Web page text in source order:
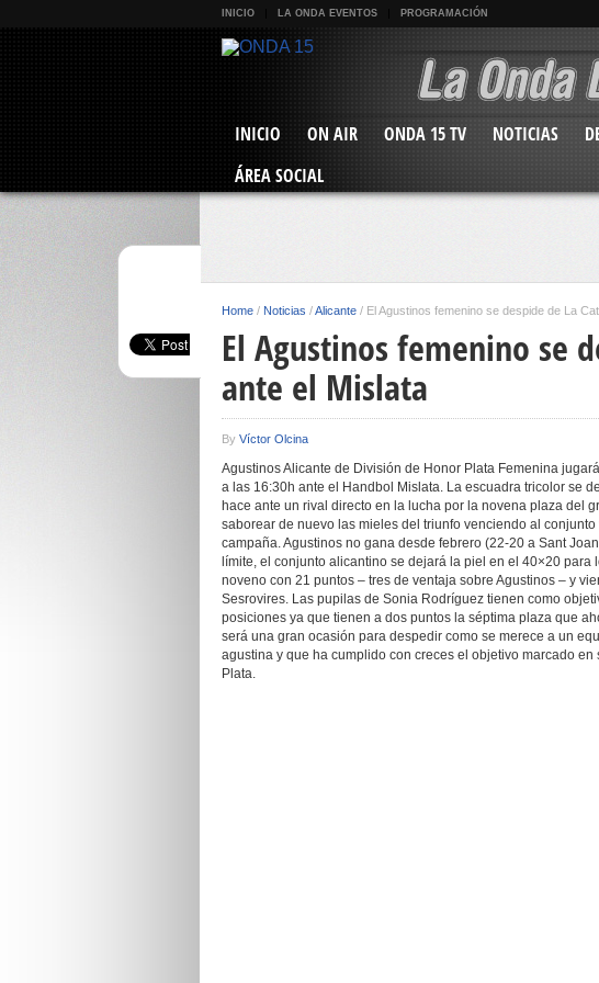
INICIO LA ONDA EVENTOS PROGRAMACIÓN
INICIO ON AIR ONDA 15 TV NOTICIAS
ÁREA SOCIAL
Home / Noticias /Alicante / El Agustinos femenino se despide de La
El Agustinos femenino se
ante el Mislata
By Víctor Olcina
Agustinos Alicante de División de Honor Plata Femenina
a las 16:30h ante el Handbol Mislata. La escuadra tricolor se
hace ante un rival directo en la lucha por la novena plaza del
saborear de nuevo las mieles del triunfo venciendo al
campaña. Agustinos no gana desde febrero (22-20 a Sant
límite, el conjunto alicantino se dejará la piel en el 40×20
noveno con 21 puntos – tres de ventaja sobre Agustinos – y
Sesrovires. Las pupilas de Sonia Rodríguez tienen como
posiciones ya que tienen a dos puntos la séptima plaza que
será una gran ocasión para despedir como se merece a un
agustina y que ha cumplido con creces el objetivo marcado
Plata.